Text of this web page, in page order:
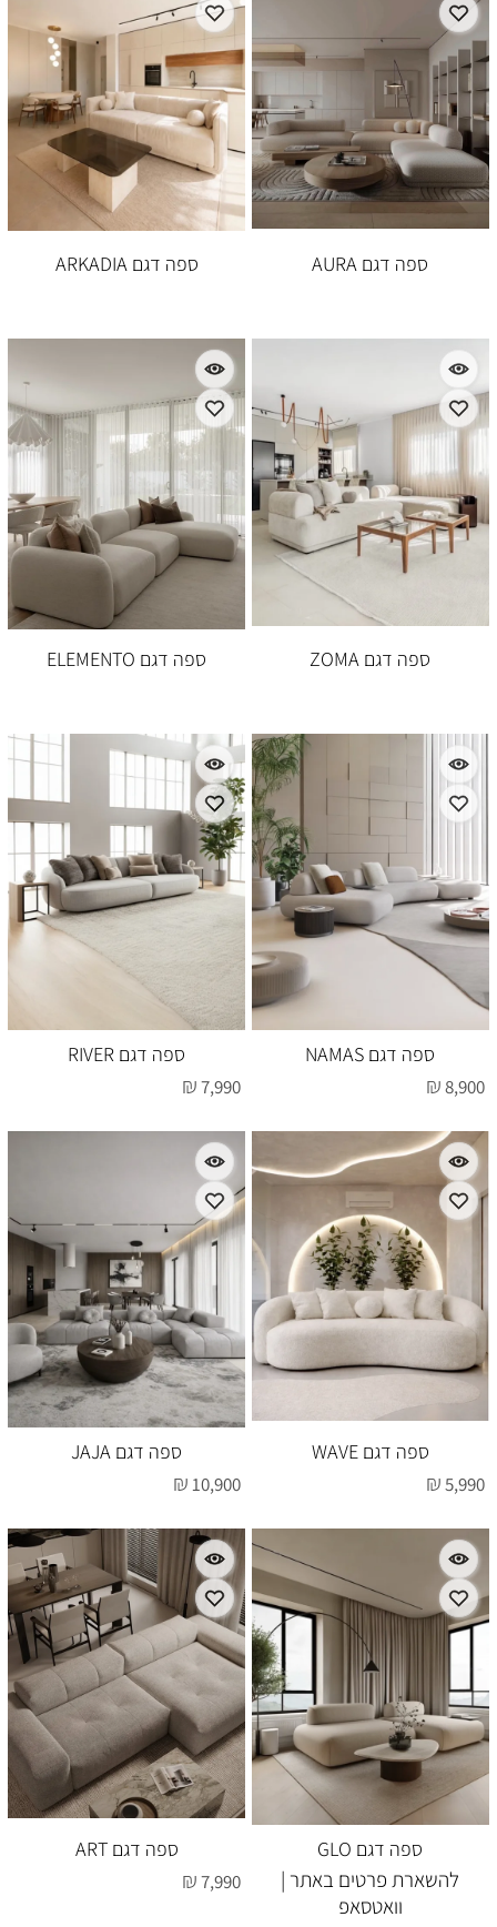
ספה דגם AURA ספה דגם ARKADIA
ספה דגם ZOMA ספה דגם ELEMENTO
ספה דגם NAMAS
₪8,900
ספה דגם RIVER
₪7,990
ספה דגם WAVE
₪5,990
ספה דגם JAJA
₪10,900
ספה דגם GLO
להשארת פרטים באתר |
וואטסאפ
ספה דגם ART
₪7,990